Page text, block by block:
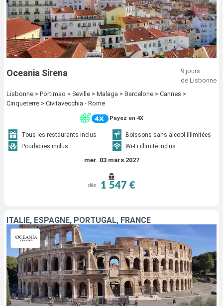
Oceania Sirena
9 jours
de Lisbonne
Lisbonne > Portimao > Seville > Malaga > Barcelone > Cannes >
Cinqueterre > Civitavecchia - Rome
Payez en 4X
Tous les restaurants inclus
Boissons sans alcool illimitées
Pourboires inclus
Wi-Fi illimité inclus
mer. 03 mars 2027
dès 1 547 €
ITALIE, ESPAGNE, PORTUGAL, FRANCE